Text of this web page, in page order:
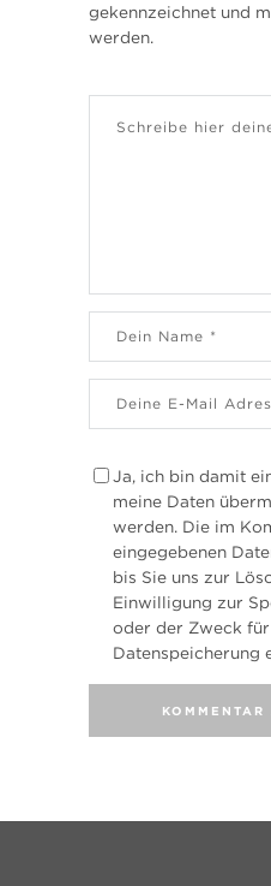
gekennzeichnet und
werden.
Ja, ich bin damit
meine Daten
werden. Die im
eingegebenen
bis Sie uns zur
Einwilligung zur
oder der Zweck
Datenspeicherung